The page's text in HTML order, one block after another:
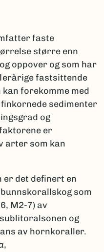
faste
større enn
oppover og som har
fastsittende
forekomme med
sedimenter
og
er
arter som kan
er det definert en
som
M2-7) av
og
av hornkoraller.
,